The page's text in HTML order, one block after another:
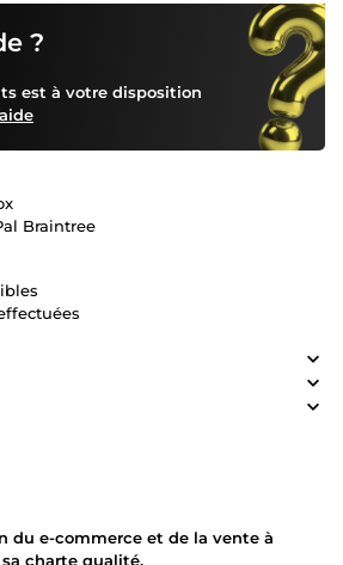
?
est à votre disposition
Braintree
du e-commerce et de la vente à
charte qualité.